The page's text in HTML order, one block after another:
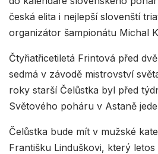
česká elita i nejlepší slovenští
organizátor šampionátu Michal
Čtyřiatřicetiletá Frintová před
sedmá v závodě mistrovství
roky starší Čelůstka byl před
Světového poháru v Astaně
Čelůstka bude mít v mužské
Františku Linduškovi, který